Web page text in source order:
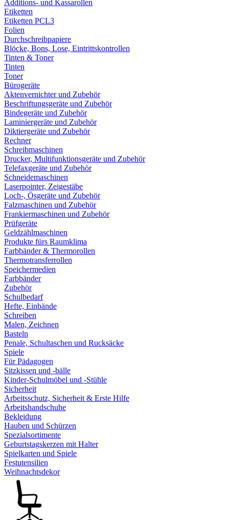
Additions- und Kassarollen
Etiketten
Etiketten PCL3
Folien
Durchschreibpapiere
Blöcke, Bons, Lose, Eintrittskontrollen
Tinten & Toner
Tinten
Toner
Bürogeräte
Aktenvernichter und Zubehör
Beschriftungsgeräte und Zubehör
Bindegeräte und Zubehör
Laminiergeräte und Zubehör
Diktiergeräte und Zubehör
Rechner
Schreibmaschinen
Drucker, Multifunktionsgeräte und Zubehör
Telefaxgeräte und Zubehör
Schneidemaschinen
Laserpointer, Zeigestäbe
Loch-, Ösgeräte und Zubehör
Falzmaschinen und Zubehör
Frankiermaschinen und Zubehör
Prüfgeräte
Geldzählmaschinen
Produkte fürs Raumklima
Farbbänder & Thermorollen
Thermotransferrollen
Speichermedien
Farbbänder
Zubehör
Schulbedarf
Hefte, Einbände
Schreiben
Malen, Zeichnen
Basteln
Penale, Schultaschen und Rucksäcke
Spiele
Für Pädagogen
Sitzkissen und -bälle
Kinder-Schulmöbel und -Stühle
Sicherheit
Arbeitsschutz, Sicherheit & Erste Hilfe
Arbeitshandschuhe
Bekleidung
Hauben und Schürzen
Spezialsortimente
Geburtstagskerzen mit Halter
Spielkarten und Spiele
Festutensilien
Weihnachtsdekor